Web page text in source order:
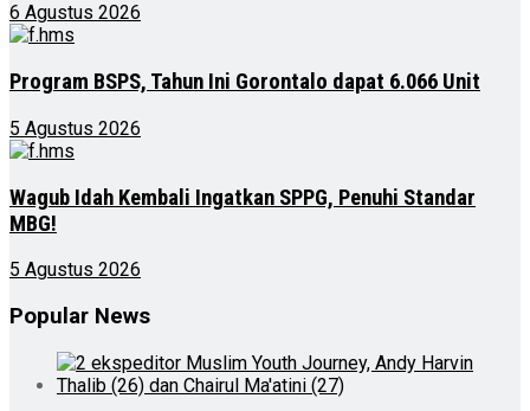
6 Agustus 2026
Program BSPS, Tahun Ini Gorontalo dapat 6.066 Unit
5 Agustus 2026
Wagub Idah Kembali Ingatkan SPPG, Penuhi Standar
MBG!
5 Agustus 2026
Popular News